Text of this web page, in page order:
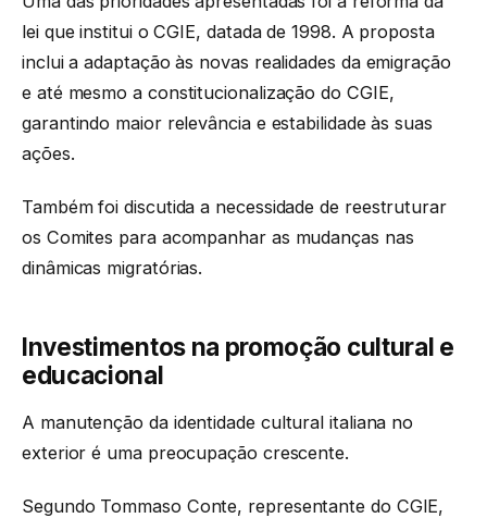
lei que institui o CGIE, datada de 1998. A proposta
inclui a adaptação às novas realidades da emigração
e até mesmo a constitucionalização do CGIE,
garantindo maior relevância e estabilidade às suas
ações.
Também foi discutida a necessidade de reestruturar
os Comites para acompanhar as mudanças nas
dinâmicas migratórias.
Investimentos na promoção cultural e
educacional
A manutenção da identidade cultural italiana no
exterior é uma preocupação crescente.
Segundo Tommaso Conte, representante do CGIE,